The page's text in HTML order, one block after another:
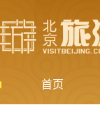
首页